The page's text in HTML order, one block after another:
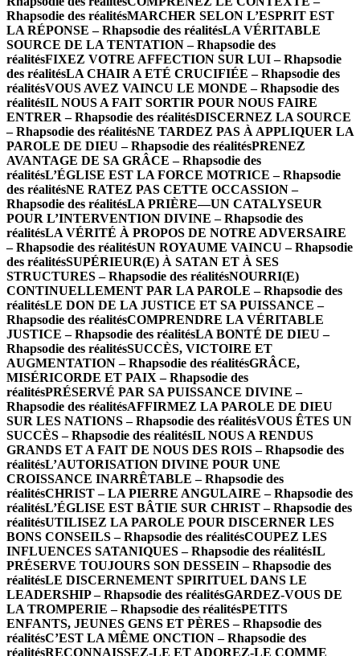
Rhapsodie des réalitésMARCHER SELON L’ESPRIT EST
LA RÉPONSE – Rhapsodie des réalitésLA VÉRITABLE
SOURCE DE LA TENTATION – Rhapsodie des
réalitésFIXEZ VOTRE AFFECTION SUR LUI – Rhapsodie
des réalitésLA CHAIR A ETÉ CRUCIFIÉE – Rhapsodie des
réalitésVOUS AVEZ VAINCU LE MONDE – Rhapsodie des
réalitésIL NOUS A FAIT SORTIR POUR NOUS FAIRE
ENTRER – Rhapsodie des réalitésDISCERNEZ LA SOURCE
– Rhapsodie des réalitésNE TARDEZ PAS À APPLIQUER LA
PAROLE DE DIEU – Rhapsodie des réalitésPRENEZ
AVANTAGE DE SA GRÂCE – Rhapsodie des
réalitésL’ÉGLISE EST LA FORCE MOTRICE – Rhapsodie
des réalitésNE RATEZ PAS CETTE OCCASSION –
Rhapsodie des réalitésLA PRIÈRE—UN CATALYSEUR
POUR L’INTERVENTION DIVINE – Rhapsodie des
réalitésLA VÉRITÉ À PROPOS DE NOTRE ADVERSAIRE
– Rhapsodie des réalitésUN ROYAUME VAINCU – Rhapsodie
des réalitésSUPÉRIEUR(E) À SATAN ET À SES
STRUCTURES – Rhapsodie des réalitésNOURRI(E)
CONTINUELLEMENT PAR LA PAROLE – Rhapsodie des
réalitésLE DON DE LA JUSTICE ET SA PUISSANCE –
Rhapsodie des réalitésCOMPRENDRE LA VÉRITABLE
JUSTICE – Rhapsodie des réalitésLA BONTÉ DE DIEU –
Rhapsodie des réalitésSUCCÈS, VICTOIRE ET
AUGMENTATION – Rhapsodie des réalitésGRÂCE,
MISÉRICORDE ET PAIX – Rhapsodie des
réalitésPRÉSERVÉ PAR SA PUISSANCE DIVINE –
Rhapsodie des réalitésAFFIRMEZ LA PAROLE DE DIEU
SUR LES NATIONS – Rhapsodie des réalitésVOUS ÊTES UN
SUCCÈS – Rhapsodie des réalitésIL NOUS A RENDUS
GRANDS ET A FAIT DE NOUS DES ROIS – Rhapsodie des
réalitésL’AUTORISATION DIVINE POUR UNE
CROISSANCE INARRÊTABLE – Rhapsodie des
réalitésCHRIST – LA PIERRE ANGULAIRE – Rhapsodie des
réalitésL’ÉGLISE EST BÂTIE SUR CHRIST – Rhapsodie des
réalitésUTILISEZ LA PAROLE POUR DISCERNER LES
BONS CONSEILS – Rhapsodie des réalitésCOUPEZ LES
INFLUENCES SATANIQUES – Rhapsodie des réalitésIL
PRÉSERVE TOUJOURS SON DESSEIN – Rhapsodie des
réalitésLE DISCERNEMENT SPIRITUEL DANS LE
LEADERSHIP – Rhapsodie des réalitésGARDEZ-VOUS DE
LA TROMPERIE – Rhapsodie des réalitésPETITS
ENFANTS, JEUNES GENS ET PÈRES – Rhapsodie des
réalitésC’EST LA MÊME ONCTION – Rhapsodie des
réalitésRECONNAISSEZ-LE ET ADOREZ-LE COMME